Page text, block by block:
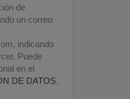
de
un correo
, indicando
Puede
en el
DE DATOS.